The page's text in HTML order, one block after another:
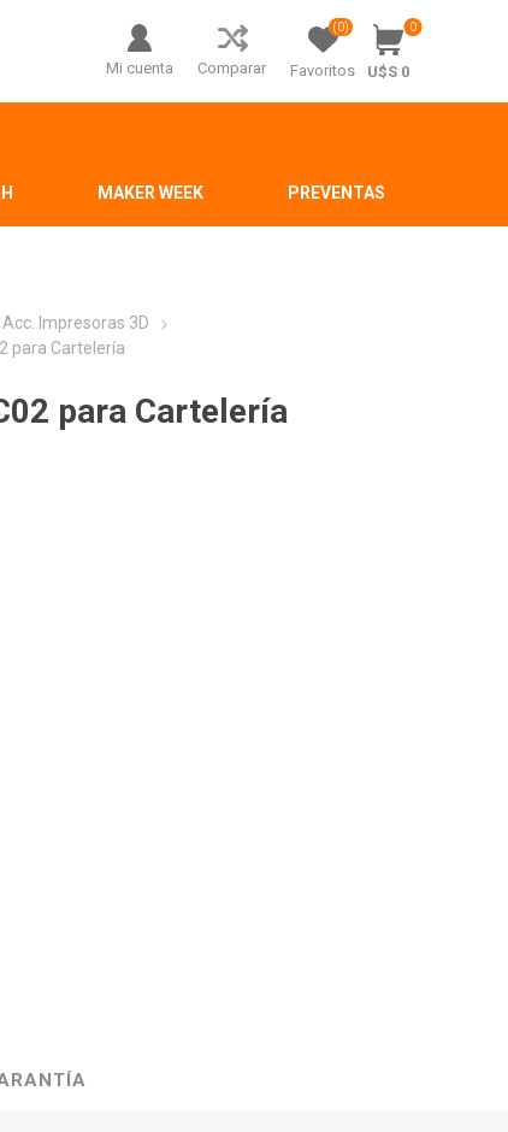
Mi cuenta Comparar Favoritos
(0) 0
U$S 0
MAKER WEEK PREVENTAS
Impresoras 3D
para Cartelería
para Cartelería